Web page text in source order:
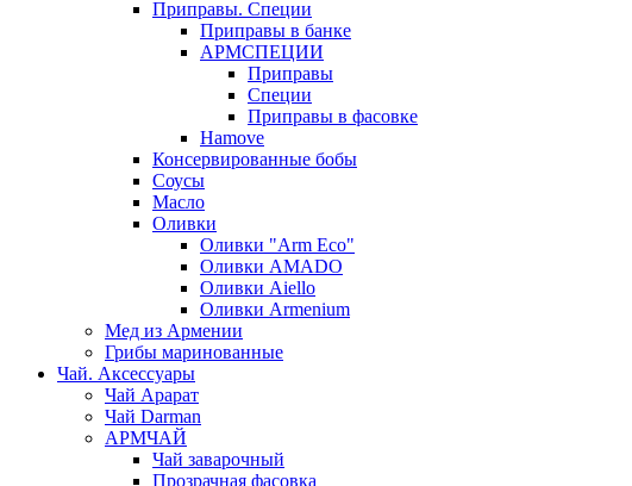
Приправы. Специи
Приправы в банке
АРМСПЕЦИИ
Приправы
Специи
Приправы в фасовке
Hamove
Консервированные бобы
Соусы
Масло
Оливки
Оливки "Arm Eco"
Оливки AMADO
Оливки Aiello
Оливки Armenium
Мед из Армении
Грибы маринованные
Чай. Аксессуары
Чай Арарат
Чай Darman
АРМЧАЙ
Чай заварочный
Прозрачная фасовка